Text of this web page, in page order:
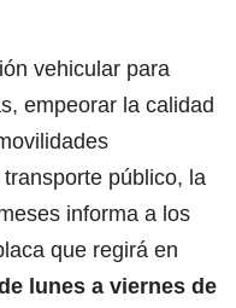
vehicular para
empeorar la calidad
público, la
informa a los
que regirá en
lunes a viernes de